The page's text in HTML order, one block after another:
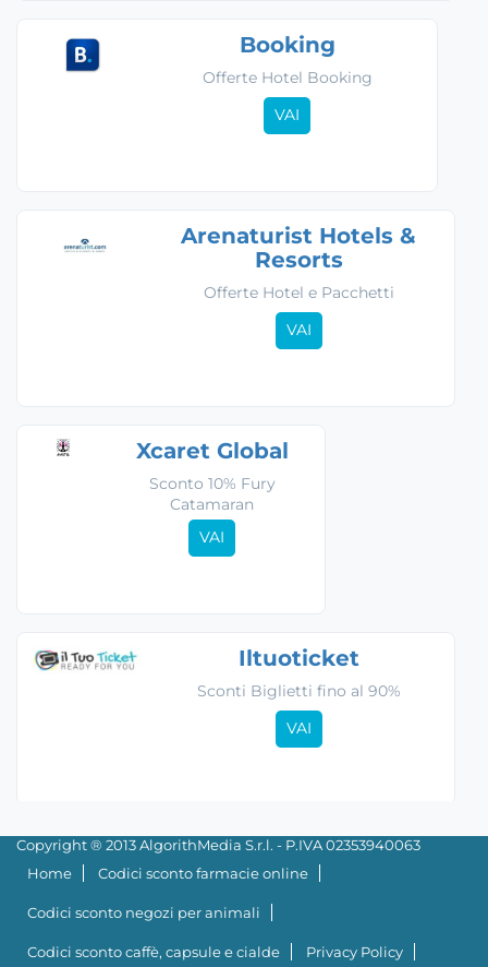
Booking
Offerte Hotel Booking
VAI
Arenaturist Hotels &
Resorts
Offerte Hotel e Pacchetti
VAI
Xcaret Global
Sconto 10% Fury
Catamaran
VAI
Iltuoticket
Sconti Biglietti fino al 90%
VAI
Copyright ® 2013 AlgorithMedia S.r.l. - P.IVA 02353940063
Home
Codici sconto farmacie online
Codici sconto negozi per animali
Codici sconto caffè, capsule e cialde Privacy Policy